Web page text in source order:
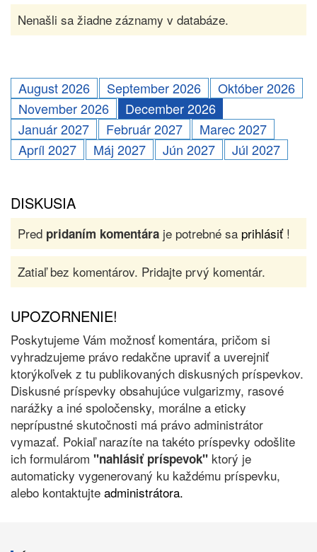
Nenašli sa žiadne záznamy v databáze.
August 2026 September 2026
Október 2026
November 2026
December 2026
Január 2027
Február 2027
Marec 2027
Apríl 2027
Máj 2027 Jún 2027 Júl 2027
DISKUSIA
Pred pridaním komentára je potrebné sa prihlásiť!
Zatiaľ bez komentárov. Pridajte prvý komentár.
UPOZORNENIE!
Poskytujeme Vám možnosť komentára, pričom si
vyhradzujeme právo redakčne upraviť a uverejniť
ktorýkoľvek z tu publikovaných diskusných príspevkov.
Diskusné príspevky obsahujúce vulgarizmy, rasové
narážky a iné spoločensky, morálne a eticky
neprípustné skutočnosti má právo administrátor
vymazať. Pokiaľ narazíte na takéto príspevky odošlite
ich formulárom "nahlásiť príspevok" ktorý je
automaticky vygenerovaný ku každému príspevku,
alebo kontaktujte administrátora.